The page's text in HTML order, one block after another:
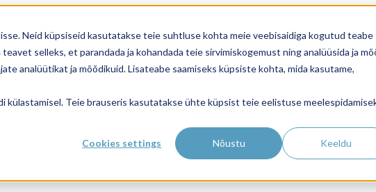
Neid küpsiseid kasutatakse teie suhtluse kohta meie veebisaidiga kogutud teabe
selleks, et parandada ja kohandada teie sirvimiskogemust ning analüüsida ja
analüütikat ja mõõdikuid. Lisateabe saamiseks küpsiste kohta, mida kasutame,
Teie brauseris kasutatakse ühte küpsist teie eelistuse
Cookies settings Nõustu Keeldu